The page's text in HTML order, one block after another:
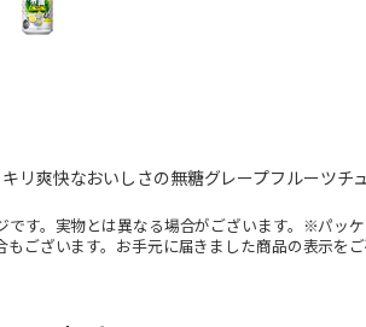
リ爽快なおいしさの無糖グレープフルーツチ
です。実物とは異なる場合がございます。※パッ
もございます。お手元に届きました商品の表示を